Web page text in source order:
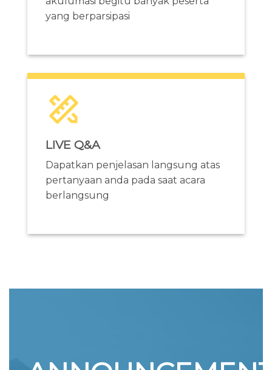
yang berparsipasi
LIVE Q&A
Dapatkan penjelasan langsung atas
pertanyaan anda pada saat acara
berlangsung